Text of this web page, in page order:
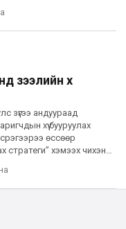
зээлийн хүү
зүгээ андуураад
хүү бууруулах
өссөөр
стратеги” хэмээх чихэнд